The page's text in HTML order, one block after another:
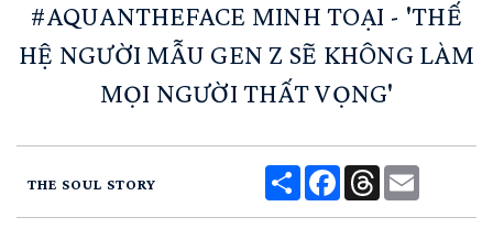
#AQUANTHEFACE MINH TOẠI - 'THẾ
HỆ NGƯỜI MẪU GEN Z SẼ KHÔNG LÀM
MỌI NGƯỜI THẤT VỌNG'
THE SOUL STORY
Share Facebook
Threads